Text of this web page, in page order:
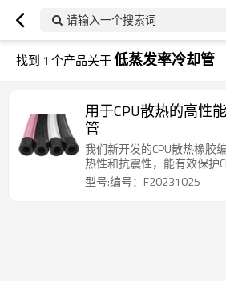
请输入一个搜索词
找到 1 个产品关于低蒸发率冷却管
用于CPU散热的高性
管
我们新开发的CPU散热橡胶
热性和抗震性，能有效保护
型号:编号：F20231025